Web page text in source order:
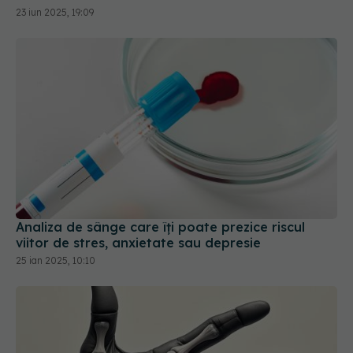
Analiza de sânge care îți poate prezice riscul
viitor de stres, anxietate sau depresie
25 ian 2025, 10:10